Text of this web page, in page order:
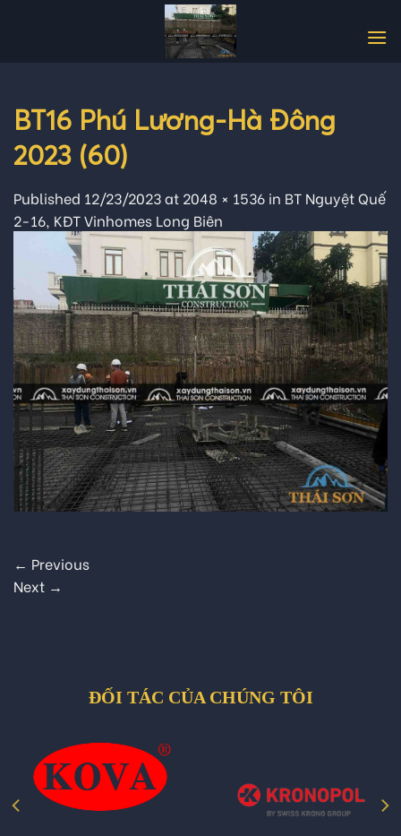
BT16 Phú Lương-Hà Đông
2023 (60)
Published 12/23/2023at 2048 × 1536 in BT Nguyệt Quế
2-16, KĐT Vinhomes Long Biên
← Previous
Next →
ĐỐI TÁC CỦA CHÚNG TÔI